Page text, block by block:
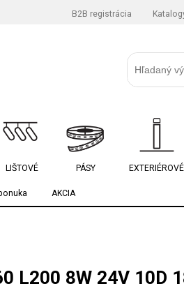
B2B registrácia
LIŠTOVÉ PÁSY EXTERIÉROVÉ
AKCIA
L200 8W 24V 10D